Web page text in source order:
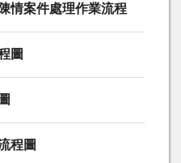
情案件處理作業流程
圖
程圖